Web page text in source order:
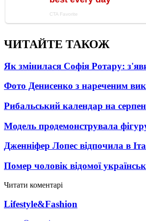
ЧИТАЙТЕ ТАКОЖ
Як змінилася Софія Ротару:
Фото Денисенко з нареченим
Рибальський календар на
Модель продемонструвала
Дженніфер Лопес відпочила в
Помер чоловік відомої
Читати коментарі
Lifestyle&Fashion